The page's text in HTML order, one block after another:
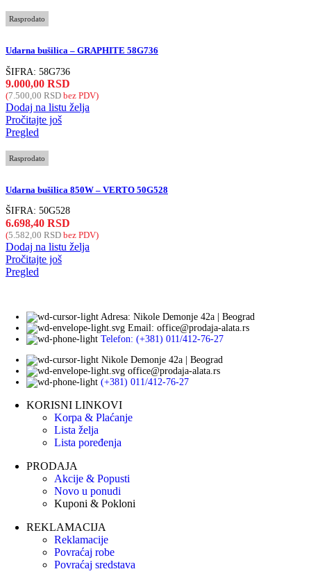
Rasprodato
Udarna bušilica – GRAPHITE 58G736
ŠIFRA: 58G736
9.000,00 RSD
(7.500,00 RSD bez PDV)
Dodaj na listu želja
Pročitajte još
Pregled
Rasprodato
Udarna bušilica 850W – VERTO 50G528
ŠIFRA: 50G528
6.698,40 RSD
(5.582,00 RSD bez PDV)
Dodaj na listu želja
Pročitajte još
Pregled
Adresa: Nikole Demonje 42a | Beograd
Email: office@prodaja-alata.rs
Telefon: (+381) 011/412-76-27
Nikole Demonje 42a | Beograd
office@prodaja-alata.rs
(+381) 011/412-76-27
KORISNI LINKOVI
Korpa & Plaćanje
Lista želja
Lista poređenja
PRODAJA
Akcije & Popusti
Novo u ponudi
Kuponi & Pokloni
REKLAMACIJA
Reklamacije
Povraćaj robe
Povraćaj sredstava